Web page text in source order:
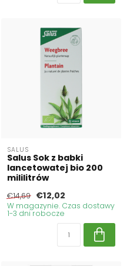
SALUS
Salus Sok z babki
lancetowatej bio 200
mililitrów
€14,69 €12,02
W magazynie. Czas dostawy
1-3 dni robocze